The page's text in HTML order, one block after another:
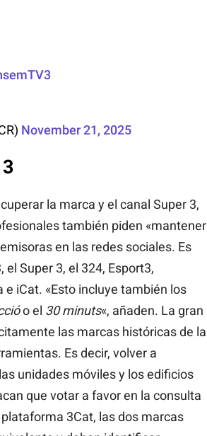
November 21, 2025
la marca y el canal Super 3,
también piden «mantener
en las redes sociales. Es
Super 3, el 324, Esport3,
iCat. «Esto incluye también los
o el 30 minuts«, añaden. La gran
las marcas históricas de la
Es decir, volver a
unidades móviles y los edificios
que votar a favor en la consulta
3Cat, las dos marcas